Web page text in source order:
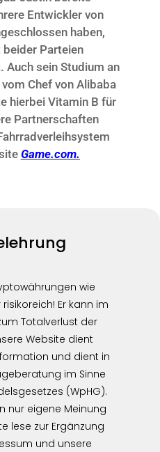
Entwickler von
haben,
Parteien
Auch sein Studium an
Chef von Alibaba
hierbei Vitamin B für
Partnerschaften
Game.com.
wie
Er kann im
Totalverlust der
Website dient
und dient in
im Sinne
(WpHG).
nur eigene Meinung
lese zur Ergänzung
und unsere